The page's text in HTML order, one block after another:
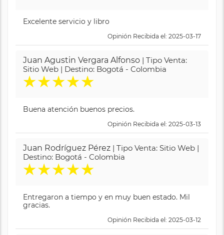
Excelente servicio y libro
Opinión Recibida el: 2025-03-17
Juan Agustin Vergara Alfonso | Tipo Venta:
Sitio Web | Destino: Bogotá - Colombia
★★★★★
Buena atención buenos precios.
Opinión Recibida el: 2025-03-13
Juan Rodríguez Pérez | Tipo Venta: Sitio Web |
Destino: Bogotá - Colombia
★★★★★
Entregaron a tiempo y en muy buen estado. Mil
gracias.
Opinión Recibida el: 2025-03-12